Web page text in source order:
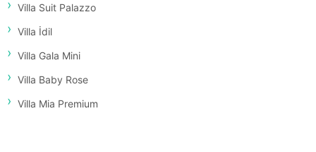
Villa Suit Palazzo
Villa İdil
Villa Gala Mini
Villa Baby Rose
Villa Mia Premium